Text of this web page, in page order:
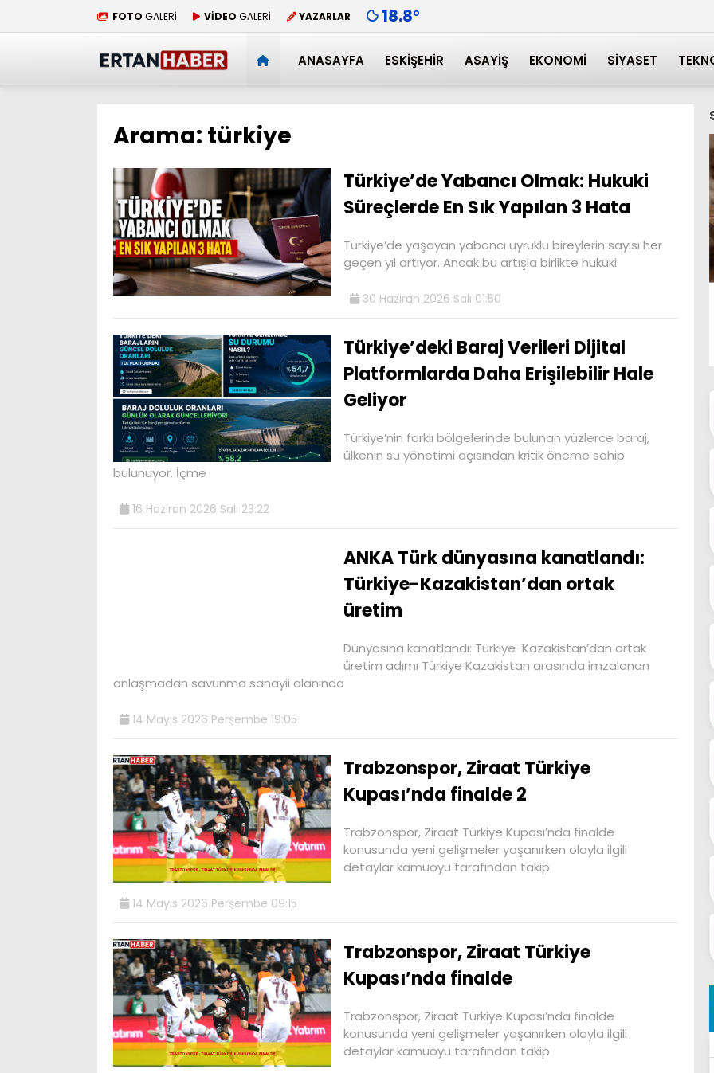
FOTO GALERİ VİDEO GALERİ YAZARLAR 18.8°
ANASAYFA ESKIŞEHIR ASAYIŞ EKONOMI SIYASET
Arama: türkiye
Türkiye’de Yabancı Olmak: Hukuki
Süreçlerde En Sık Yapılan 3 Hata
Türkiye’de yaşayan yabancı uyruklu bireylerin sayısı her
geçen yıl artıyor. Ancak bu artışla birlikte hukuki
30 Haziran 2026 Salı 01:50
Türkiye’deki Baraj Verileri Dijital
Platformlarda Daha Erişilebilir Hale
Geliyor
Türkiye’nin farklı bölgelerinde bulunan yüzlerce baraj,
ülkenin su yönetimi açısından kritik öneme sahip
bulunuyor. İçme
16 Haziran 2026 Salı 23:22
ANKA Türk dünyasına kanatlandı:
Türkiye-Kazakistan’dan ortak
üretim
Dünyasına kanatlandı: Türkiye-Kazakistan’dan ortak
üretim adımı Türkiye Kazakistan arasında imzalanan
anlaşmadan savunma sanayii alanında
14 Mayıs 2026 Perşembe 19:05
Trabzonspor, Ziraat Türkiye
Kupası’nda finalde 2
Trabzonspor, Ziraat Türkiye Kupası’nda finalde
konusunda yeni gelişmeler yaşanırken olayla ilgili
detaylar kamuoyu tarafından takip
14 Mayıs 2026 Perşembe 09:15
Trabzonspor, Ziraat Türkiye
Kupası’nda finalde
Trabzonspor, Ziraat Türkiye Kupası’nda finalde
konusunda yeni gelişmeler yaşanırken olayla ilgili
detaylar kamuoyu tarafından takip